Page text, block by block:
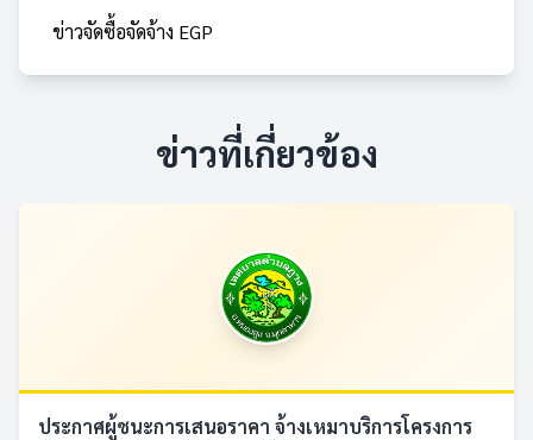
ข่าวจัดซื้อจัดจ้าง EGP
ข่าวที่เกี่ยวข้อง
ประกาศผู้ชนะการเสนอราคา จ้างเหมาบริการโครงการ